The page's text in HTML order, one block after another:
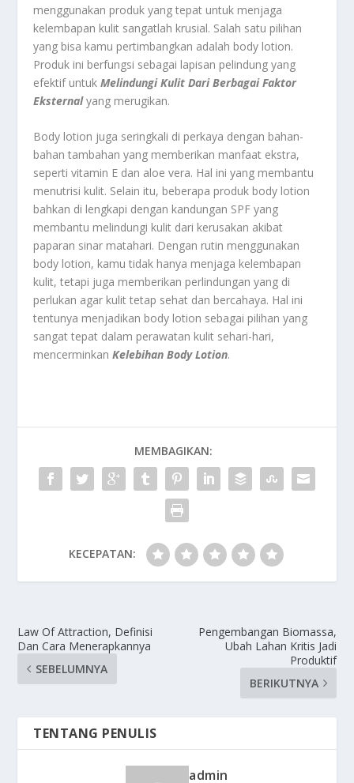
menggunakan produk yang tepat untuk menjaga
kelembapan kulit sangatlah krusial. Salah satu pilihan
yang bisa kamu pertimbangkan adalah body lotion.
Produk ini berfungsi sebagai lapisan pelindung yang
efektif untukMelindungi Kulit Dari Berbagai Faktor
Eksternalyang merugikan.
Body lotion juga seringkali di perkaya dengan bahan-
bahan tambahan yang memberikan manfaat ekstra,
seperti vitamin E dan aloe vera. Hal ini yang membantu
menutrisi kulit. Selain itu, beberapa produk body lotion
bahkan di lengkapi dengan kandungan SPF yang
membantu melindungi kulit dari kerusakan akibat
paparan sinar matahari. Dengan rutin menggunakan
body lotion, kamu tidak hanya menjaga kelembapan
kulit, tetapi juga memberikan perlindungan yang di
perlukan agar kulit tetap sehat dan bercahaya. Hal ini
tentunya menjadikan body lotion sebagai pilihan yang
sangat tepat dalam perawatan kulit sehari-hari,
mencerminkanKelebihan Body Lotion.
MEMBAGIKAN:
KECEPATAN:
Law Of Attraction, Definisi
Dan Cara Menerapkannya
SEBELUMNYA
Pengembangan Biomassa,
Ubah Lahan Kritis Jadi
Produktif
BERIKUTNYA
TENTANG PENULIS
admin